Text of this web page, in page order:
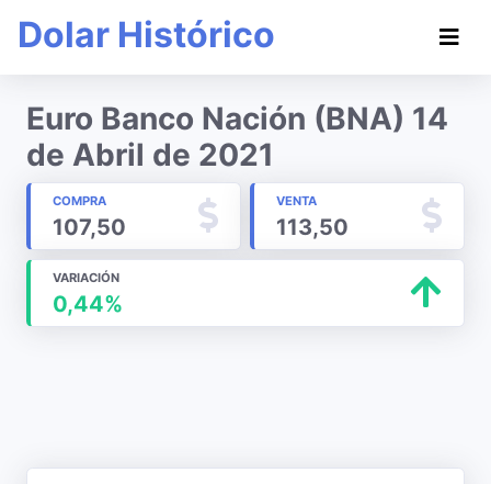
Dolar Histórico
Euro Banco Nación (BNA) 14
de Abril de 2021
COMPRA
107,50
VENTA
113,50
VARIACIÓN
0,44%